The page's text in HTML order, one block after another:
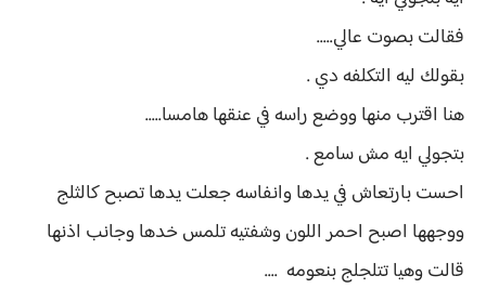
فقالت بصوت عالي.....
بقولك ليه التكلفه دي .
هنا اقترب منها ووضع راسه في عنقها هامسا.....
بتجولي ايه مش سامع .
احست بارتعاش في يدها وانفاسه جعلت يدها تصبح كالثلج
ووجهها اصبح احمر اللون وشفتيه تلمس خدها وجانب اذنها
قالت وهيا تتلجلج بنعومه ....